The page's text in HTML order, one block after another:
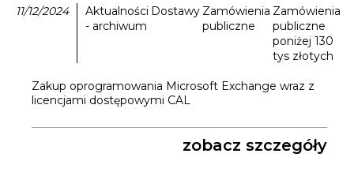
11/12/2024
Aktualności
- archiwum
Dostawy Zamówienia
publiczne
Zamówienia
publiczne
poniżej 130
tys złotych
Zakup oprogramowania Microsoft Exchange wraz z
licencjami dostępowymi CAL
zobacz szczegóły